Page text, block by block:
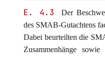
E. 4.3
Der
des SMAB-Gutachtens
Dabei beurteilten die
Zusammenhänge